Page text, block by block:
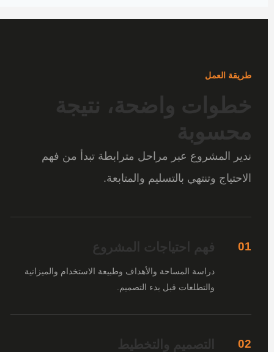
طريقة العمل
خطوات واضحة، نتيجة
محسوبة
ندير المشروع عبر مراحل مترابطة تبدأ من فهم
الاحتياج وتنتهي بالتسليم والمتابعة.
01 فهم احتياجات المشروع
دراسة المساحة والأهداف وطبيعة الاستخدام والميزانية
والتطلعات قبل بدء التصميم.
02 التصميم والتخطيط